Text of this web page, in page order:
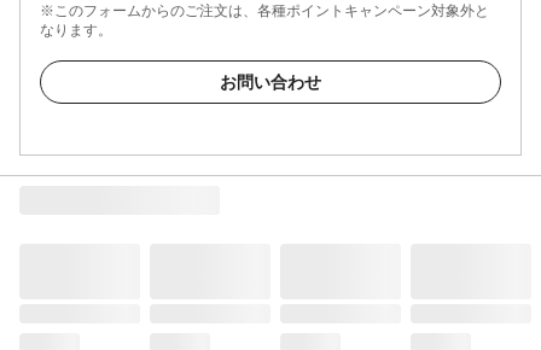
※このフォームからのご注文は、各種ポイントキャンペーン対象外と
なります。
お問い合わせ